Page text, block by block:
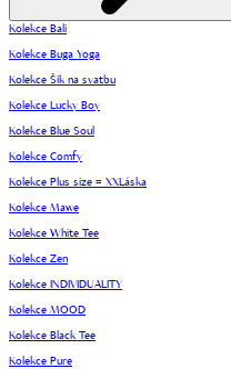
Kolekce Bali
Kolekce Buga Yoga
Kolekce Šik na svatbu
Kolekce Lucky Boy
Kolekce Blue Soul
Kolekce Comfy
Kolekce Plus size = XXLáska
Kolekce Mawe
Kolekce White Tee
Kolekce Zen
Kolekce INDIVIDUALITY
Kolekce MOOD
Kolekce Black Tee
Kolekce Pure